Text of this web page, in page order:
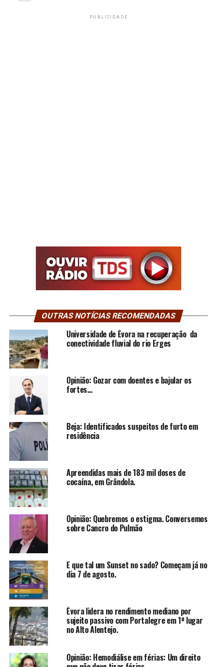
PUBLICIDADE
OUTRAS NOTÍCIAS RECOMENDADAS
Universidade de Évora na recuperação da
conectividade fluvial do rio Erges
Opinião: Gozar com doentes e bajular os
fortes…
Beja: Identificados suspeitos de furto em
residência
Apreendidas mais de 183 mil doses de
cocaína, em Grândola.
Opinião: Quebremos o estigma. Conversemos
sobre Cancro do Pulmão
E que tal um Sunset no sado? Começam já no
dia 7 de agosto.
Évora lidera no rendimento mediano por
sujeito passivo com Portalegre em 1º lugar
no Alto Alentejo.
Opinião: Hemodiálise em férias: Um direito